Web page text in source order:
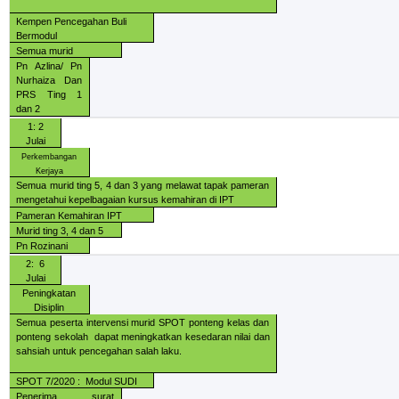
Kempen Pencegahan Buli
Bermodul
Semua murid
Pn Azlina/ Pn
Nurhaiza Dan
PRS Ting 1
dan 2
1: 2
Julai
Perkembangan
Kerjaya
Semua murid ting 5, 4 dan 3 yang melawat tapak pameran
mengetahui kepelbagaian kursus kemahiran di IPT
Pameran Kemahiran IPT
Murid ting 3, 4 dan 5
Pn Rozinani
2: 6
Julai
Peningkatan
Disiplin
Semua peserta intervensi murid SPOT ponteng kelas dan
ponteng sekolah
dapat meningkatkan kesedaran nilai dan
sahsiah untuk pencegahan salah laku.
SPOT 7/2020 :
Modul SUDI
Penerima surat